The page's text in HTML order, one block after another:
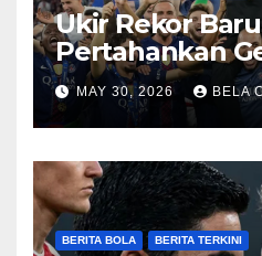
Ukir Rekor
Pertahankan
Champions
MAY 30, 2026 BELA
BERITA BOLA BERITA TERKINI